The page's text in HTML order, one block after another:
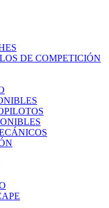
DE COMPETICIÓN